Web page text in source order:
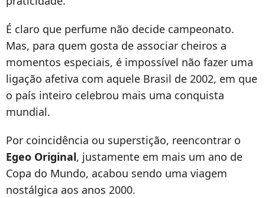
É claro que perfume não decide campeonato.
Mas, para quem gosta de associar cheiros a
momentos especiais, é impossível não fazer uma
ligação afetiva com aquele Brasil de 2002, em que
o país inteiro celebrou mais uma conquista
mundial.
Por coincidência ou superstição, reencontrar o
Egeo Original, justamente em mais um ano de
Copa do Mundo, acabou sendo uma viagem
nostálgica aos anos 2000.